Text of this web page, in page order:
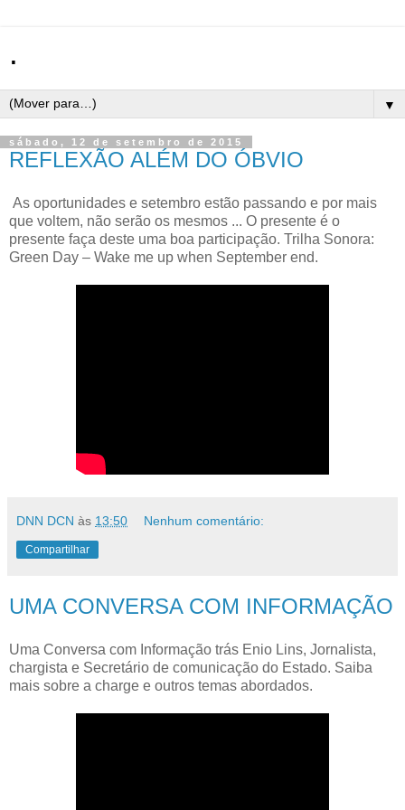
.
▼
sábado, 12 de setembro de 2015
REFLEXÃO ALÉM DO ÓBVIO
As oportunidades e setembro estão passando e por mais
que voltem, não serão os mesmos ... O presente é o
presente faça deste uma boa participação. Trilha Sonora:
Green Day – Wake me up when September end.
DNN DCN às 13:50 Nenhum comentário:
Compartilhar
UMA CONVERSA COM INFORMAÇÃO
Uma Conversa com Informação trás Enio Lins, Jornalista,
chargista e Secretário de comunicação do Estado. Saiba
mais sobre a charge e outros temas abordados.